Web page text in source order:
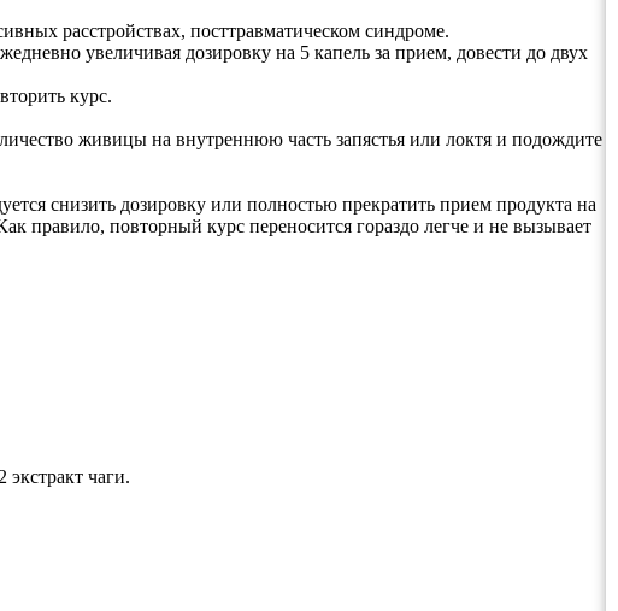
расстройствах, посттравматическом синдроме.
увеличивая дозировку на 5 капель за прием, довести до двух
курс.
живицы на внутреннюю часть запястья или локтя и подождите
снизить дозировку или полностью прекратить прием продукта на
правило, повторный курс переносится гораздо легче и не вызывает
чаги.